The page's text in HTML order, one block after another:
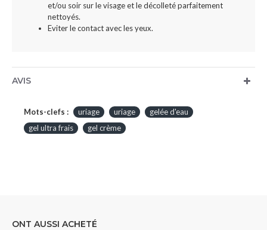
et/ou soir sur le visage et le décolleté parfaitement
nettoyés.
Eviter le contact avec les yeux.
AVIS
Mots-clefs : uriage uriage
gelée d'eau
gel ultra frais
gel crème
ONT AUSSI ACHETÉ